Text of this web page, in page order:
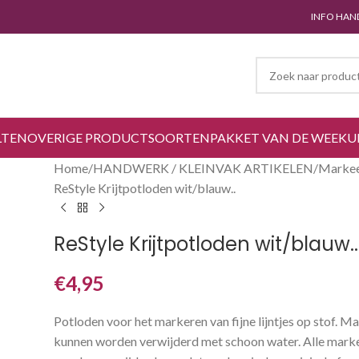
INFO
OVERIGE PRODUCTSOORTENPAKKET VAN DE WEEK
Home HANDWERK / KLEINVAK ARTIKELEN
ReStyle Krijtpotloden wit/blauw..
ReStyle Krijtpotloden wit/blauw..
€4,95
Potloden voor het markeren van fijne lijntjes op stof.
kunnen worden verwijderd met schoon water. Alle